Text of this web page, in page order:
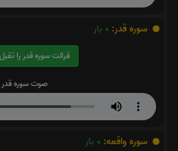
سوره قدر: 0 بار
قرائت سوره قدر را تقبل میکنم
صوت سوره قدر
سوره واقعه: 0 بار